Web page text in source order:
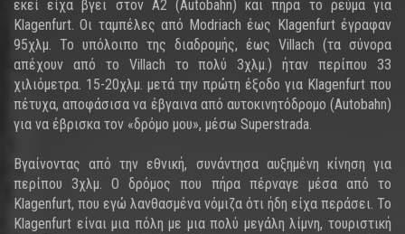
εκεί είχα βγει στον A2 (Autobahn) και πήρα το ρεύμα για
Klagenfurt. Οι ταμπέλες από Modriach έως Klagenfurt έγραφαν
95χλμ. Το υπόλοιπο της διαδρομής, έως Villach (τα σύνορα
απέχουν από το Villach το πολύ 3χλμ.) ήταν περίπου 33
χιλιόμετρα. 15-20χλμ. μετά την πρώτη έξοδο για Klagenfurt που
πέτυχα, αποφάσισα να έβγαινα από αυτοκινητόδρομο (Autobahn)
για να έβρισκα τον «δρόμο μου», μέσω Superstrada.
Βγαίνοντας από την εθνική, συνάντησα αυξημένη κίνηση για
περίπου 3χλμ. Ο δρόμος που πήρα πέρναγε μέσα από το
Klagenfurt, που εγώ λανθασμένα νόμιζα ότι ήδη είχα περάσει. Το
Klagenfurt είναι μια πόλη με μια πολύ μεγάλη λίμνη, τουριστική